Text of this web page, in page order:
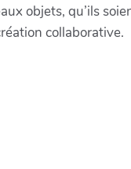
objets, qu’ils
collaborative.